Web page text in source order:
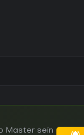
Master sein